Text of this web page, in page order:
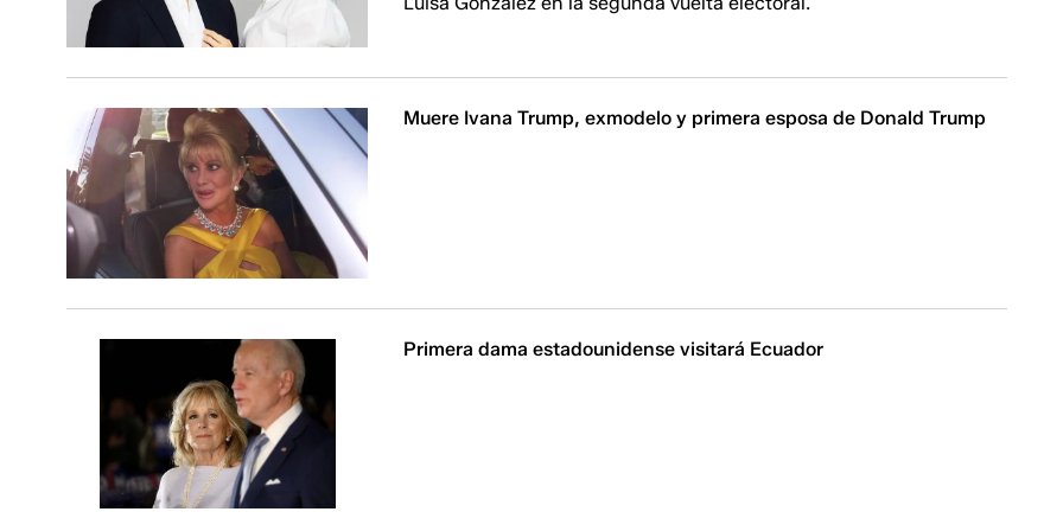
Muere Ivana Trump, exmodelo y primera esposa de Donald Trump
Primera dama estadounidense visitará Ecuador